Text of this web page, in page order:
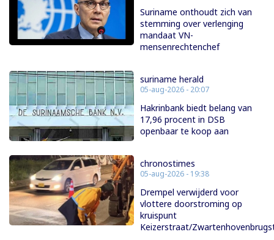
Suriname onthoudt zich van
stemming over verlenging
mandaat VN-
mensenrechtenchef
suriname herald
05-aug-2026 - 20:07
Hakrinbank biedt belang van
17,96 procent in DSB
openbaar te koop aan
chronostimes
05-aug-2026 - 19:38
Drempel verwijderd voor
vlottere doorstroming op
kruispunt
Keizerstraat/